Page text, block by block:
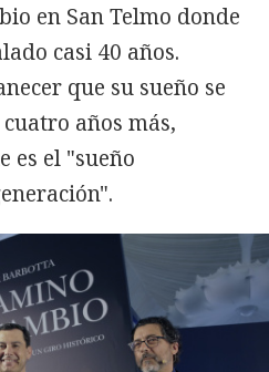
en San Telmo donde
casi 40 años.
que su sueño se
años más,
es el "sueño